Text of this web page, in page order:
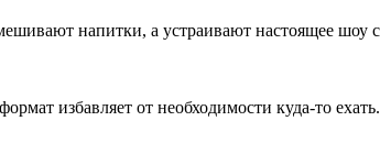
напитки, а устраивают настоящее
избавляет от необходимости куда-то